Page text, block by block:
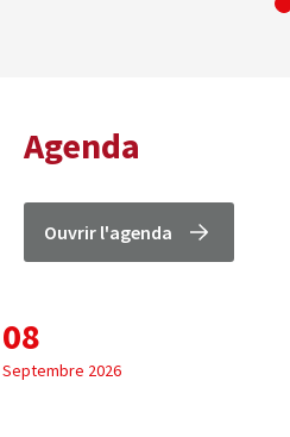
Agenda
Ouvrir l'agenda
08
Septembre 2026